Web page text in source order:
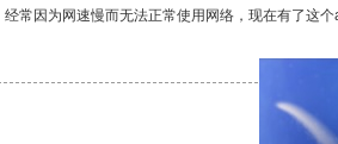
因为网速慢而无法正常使用网络，现在有了这个